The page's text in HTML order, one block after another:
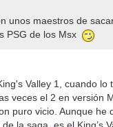
unos maestros de
PSG de los Msx
Valley 1, cuando lo
veces el 2 en versión
puro vicio. Aunque he